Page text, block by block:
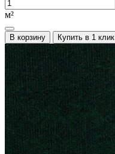
м²
В корзину Купить в 1 клик